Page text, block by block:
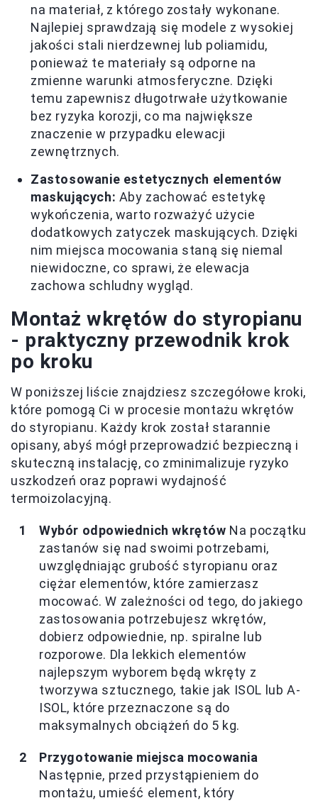
na materiał, z którego zostały wykonane.
Najlepiej sprawdzają się modele z wysokiej
jakości stali nierdzewnej lub poliamidu,
ponieważ te materiały są odporne na
zmienne warunki atmosferyczne. Dzięki
temu zapewnisz długotrwałe użytkowanie
bez ryzyka korozji, co ma największe
znaczenie w przypadku elewacji
zewnętrznych.
Zastosowanie estetycznych elementów
maskujących: Aby zachować estetykę
wykończenia, warto rozważyć użycie
dodatkowych zatyczek maskujących. Dzięki
nim miejsca mocowania staną się niemal
niewidoczne, co sprawi, że elewacja
zachowa schludny wygląd.
Montaż wkrętów do styropianu
- praktyczny przewodnik krok
po kroku
W poniższej liście znajdziesz szczegółowe kroki,
które pomogą Ci w procesie montażu wkrętów
do styropianu. Każdy krok został starannie
opisany, abyś mógł przeprowadzić bezpieczną i
skuteczną instalację, co zminimalizuje ryzyko
uszkodzeń oraz poprawi wydajność
termoizolacyjną.
Wybór odpowiednich wkrętów Na początku
zastanów się nad swoimi potrzebami,
uwzględniając grubość styropianu oraz
ciężar elementów, które zamierzasz
mocować. W zależności od tego, do jakiego
zastosowania potrzebujesz wkrętów,
dobierz odpowiednie, np. spiralne lub
rozporowe. Dla lekkich elementów
najlepszym wyborem będą wkręty z
tworzywa sztucznego, takie jak ISOL lub A-
ISOL, które przeznaczone są do
maksymalnych obciążeń do 5 kg.
Przygotowanie miejsca mocowania
Następnie, przed przystąpieniem do
montażu, umieść element, który